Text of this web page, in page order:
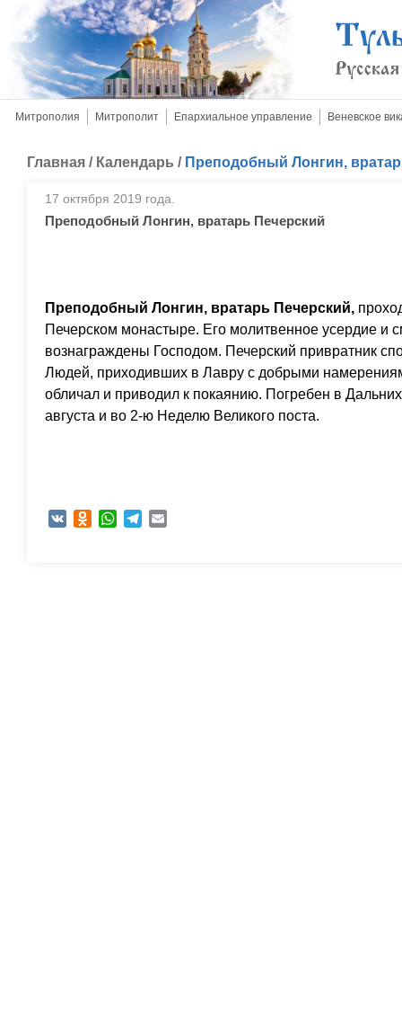
Митрополия Митрополит Епархиальное управление Веневское
Главная / Календарь / Преподобный Лонгин,
17 октября 2019 года.
Преподобный Лонгин, вратарь Печерский
Преподобный Лонгин, вратарь Печерский,
Печерском монастыре. Его молитвенное усердие и
вознаграждены Господом. Печерский привратник
Людей, приходивших в Лавру с добрыми
обличал и приводил к покаянию. Погребен в
августа и во 2-ю Неделю Великого поста.
VK Odnoklassniki
WhatsAppTelegram